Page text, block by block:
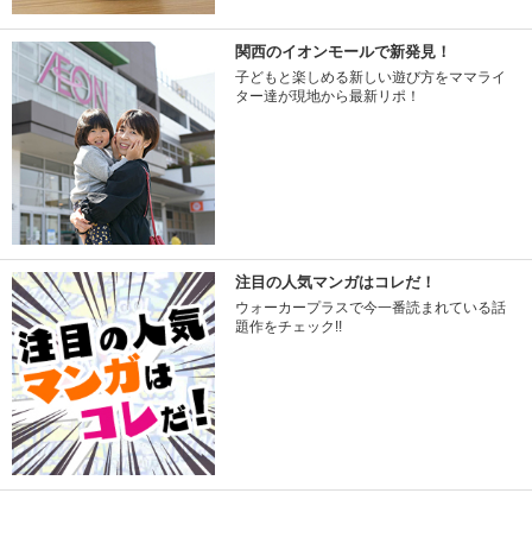
関西のイオンモールで新発見！
子どもと楽しめる新しい遊び方をママライ
ター達が現地から最新リポ！
注目の人気マンガはコレだ！
ウォーカープラスで今一番読まれている話
題作をチェック!!